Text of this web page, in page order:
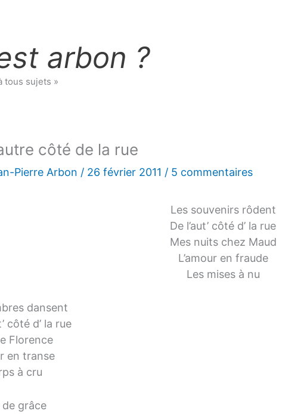
arbon ?
tous sujets »
côté de la rue
Pierre Arbon / 26 février 2011 / 5 commentaires
Les souvenirs rôdent
De l’aut’ côté d’ la rue
Mes nuits chez Maud
L’amour en fraude
Les mises à nu
dansent
côté d’ la rue
Florence
en transe
à cru
de grâce